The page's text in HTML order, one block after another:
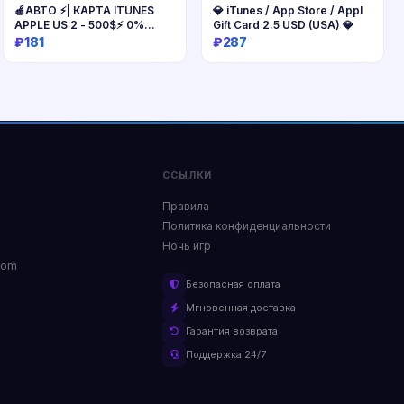
🍎АВТО ⚡| КАРТА ITUNES
APPLE US 2 - 500$⚡ 0%
комиссия
₽181
💎 iTunes / App Store / Appl
Gift Card 2.5 USD (USA) 💎
₽287
ССЫЛКИ
Правила
Политика конфиденциальности
Ночь игр
Безопасная оплата
Мгновенная доставка
Гарантия возврата
Поддержка 24/7